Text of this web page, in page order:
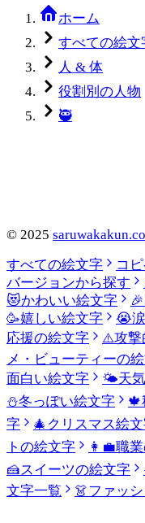
ホーム
すべての絵文
人 & 体
役割別の人物
🥷
© 2025
すべての絵文字
コ
バージョンから探す
😻かわいい絵文字 🎉
🥳嬉しい絵文字 😭
応援の絵文字
⚠️攻撃
メ・ビューティーの
面白い絵文字
🌤️天
⛄冬っぽい絵文字 🍁
字
🎄 クリスマス絵
トの絵文字
👩‍💼職
🍰スイーツの絵文字
文字一覧
👗ファッ